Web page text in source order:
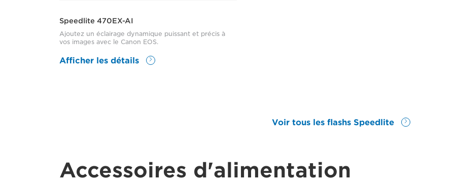
Speedlite 470EX-AI
Ajoutez un éclairage dynamique puissant et précis à
vos images avec le Canon EOS.
Afficher les détails
Voir tous les flashs Speedlite
Accessoires d'alimentation